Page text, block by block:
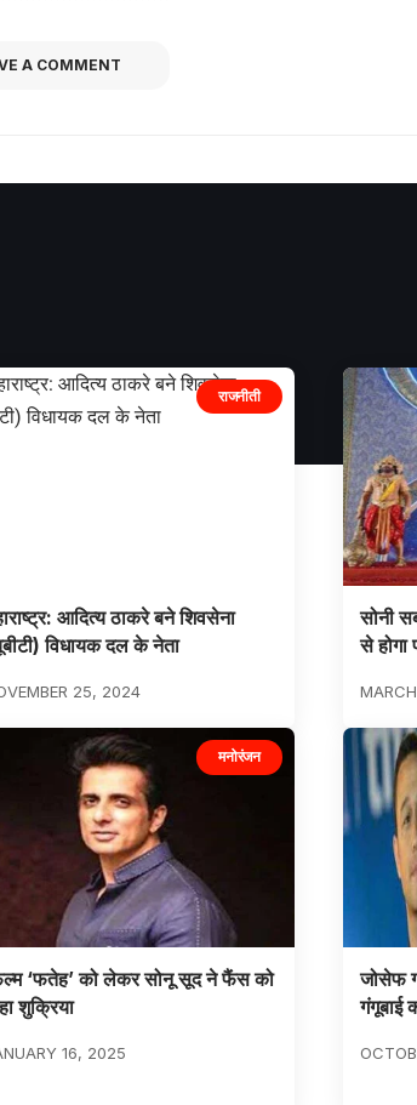
A COMMENT
राजनीती
आदित्य ठाकरे बने शिवसेना
विधायक दल के नेता
25, 2024
सोनी
से होगा
मनोरंजन
‘फतेह’ को लेकर सोनू सूद ने फैंस को
शुक्रिया
16, 2025
जोसेफ
गंगूबाई